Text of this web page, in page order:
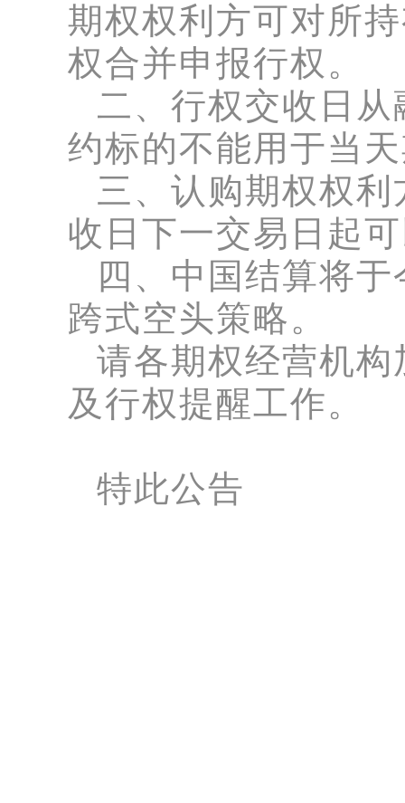
期权权利方可对所
权合并申报行权。
二、行权交收日
约标的不能用于当
三、认购期权权
收日下一交易日起
四、中国结算将
跨式空头策略。
请各期权经营机
及行权提醒工作。
特此公告